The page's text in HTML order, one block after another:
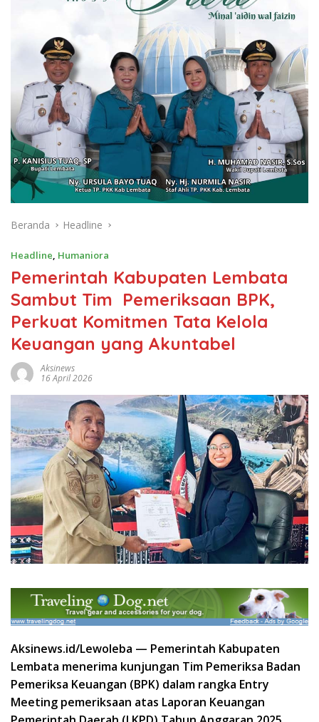
Beranda Headline
Headline, Humaniora
Pemerintah Kabupaten Lembata
Sambut Tim Pemeriksaan BPK,
Perkuat Komitmen Tata Kelola
Keuangan yang Akuntabel
Aksinews
16 April 2026
Aksinews.id/Lewoleba — Pemerintah Kabupaten
Lembata menerima kunjungan Tim Pemeriksa Badan
Pemeriksa Keuangan (BPK) dalam rangka Entry
Meeting pemeriksaan atas Laporan Keuangan